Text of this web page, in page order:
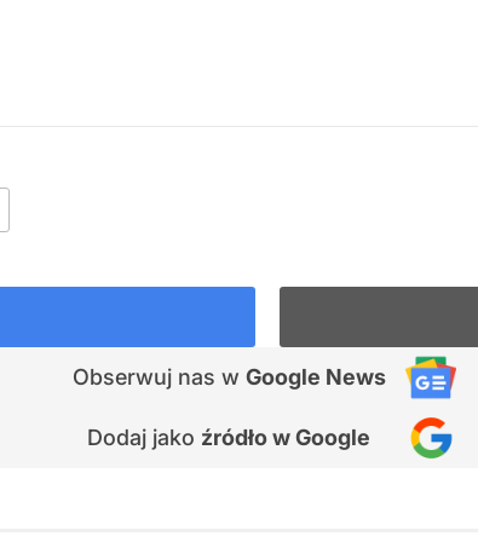
Obserwuj nas w Google News
Dodaj jako źródło w Google